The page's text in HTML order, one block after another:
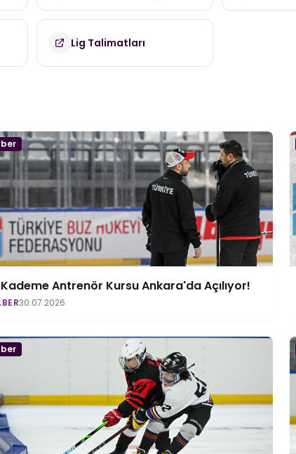
Lig Talimatları
Antrenör Kursu Ankara'da Açılıyor!
30.07.2026